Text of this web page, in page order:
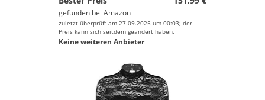
gefunden bei Amazon
zuletzt überprüft am 27.09.2025 um 00:03; der
Preis kann sich seitdem geändert haben.
Keine weiteren Anbieter